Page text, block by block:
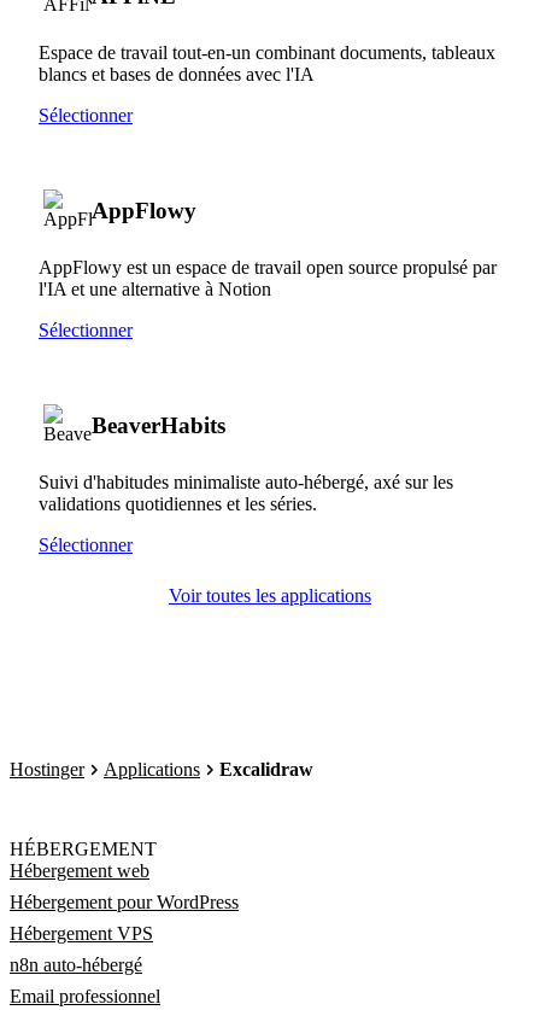
Espace de travail tout-en-un combinant documents, tableaux
blancs et bases de données avec l'IA
Sélectionner
AppFlowy
AppFlowy est un espace de travail open source propulsé par
l'IA et une alternative à Notion
Sélectionner
BeaverHabits
Suivi d'habitudes minimaliste auto-hébergé, axé sur les
validations quotidiennes et les séries.
Sélectionner
Voir toutes les applications
Hostinger Applications Excalidraw
HÉBERGEMENT
Hébergement web
Hébergement pour WordPress
Hébergement VPS
n8n auto-hébergé
Email professionnel